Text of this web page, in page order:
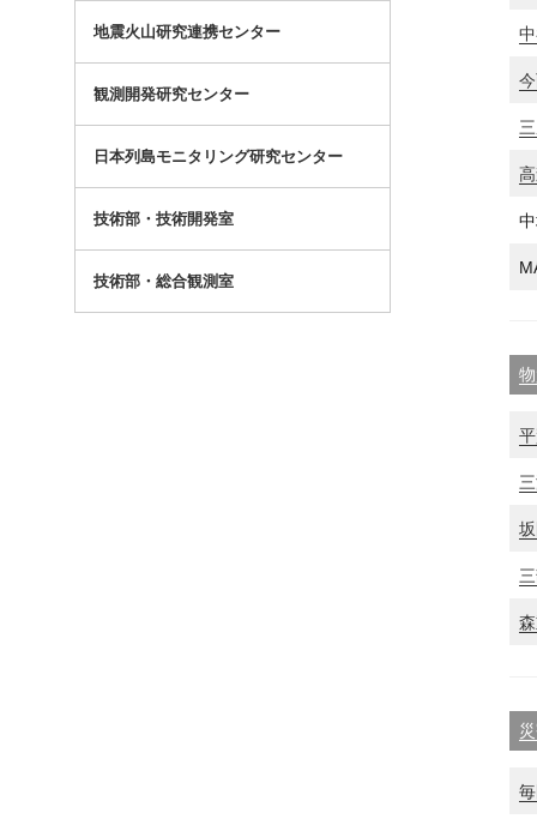
地震火山研究連携センター
観測開発研究センター
日本列島モニタリング研究センター
技術部・技術開発室
技術部・総合観測室